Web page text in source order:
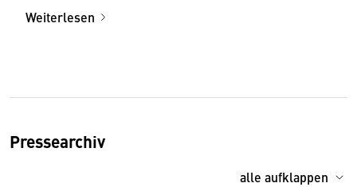
Weiterlesen
Pressearchiv
alle aufklappen